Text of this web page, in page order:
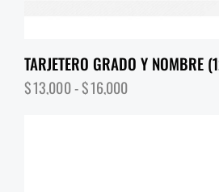
TARJETERO GRADO Y NOMBRE
$13,000-$16,000